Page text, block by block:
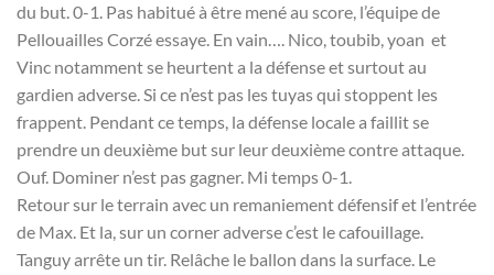
du but. 0-1. Pas habitué à être mené au score, l’équipe de
Pellouailles Corzé essaye. En vain…. Nico, toubib, yoan et
Vinc notamment se heurtent a la défense et surtout au
gardien adverse. Si ce n’est pas les tuyas qui stoppent les
frappent. Pendant ce temps, la défense locale a faillit se
prendre un deuxième but sur leur deuxième contre attaque.
Ouf. Dominer n’est pas gagner. Mi temps 0-1.
Retour sur le terrain avec un remaniement défensif et l’entrée
de Max. Et la, sur un corner adverse c’est le cafouillage.
Tanguy arrête un tir. Relâche le ballon dans la surface. Le